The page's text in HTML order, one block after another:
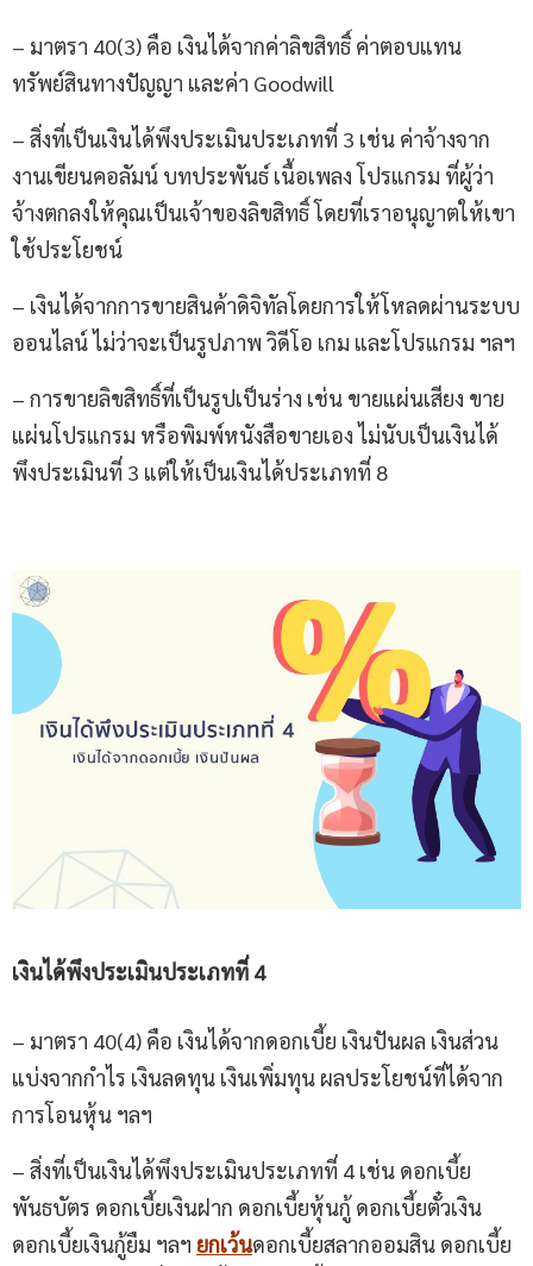
– มาตรา 40(3) คือ เงินได้จากค่าลิขสิทธิ์ ค่าตอบแทน
ทรัพย์สินทางปัญญา และค่า Goodwill
– สิ่งที่เป็นเงินได้พึงประเมินประเภทที่ 3 เช่น ค่าจ้างจาก
งานเขียนคอลัมน์ บทประพันธ์ เนื้อเพลง โปรแกรม ที่ผู้ว่า
จ้างตกลงให้คุณเป็นเจ้าของลิขสิทธิ์ โดยที่เราอนุญาตให้เขา
ใช้ประโยชน์
– เงินได้จากการขายสินค้าดิจิทัลโดยการให้โหลดผ่านระบบ
ออนไลน์ ไม่ว่าจะเป็นรูปภาพ วิดีโอ เกม และโปรแกรม ฯลฯ
– การขายลิขสิทธิ์ที่เป็นรูปเป็นร่าง เช่น ขายแผ่นเสียง ขาย
แผ่นโปรแกรม หรือพิมพ์หนังสือขายเอง ไม่นับเป็นเงินได้
พึงประเมินที่ 3 แต่ให้เป็นเงินได้ประเภทที่ 8
เงินได้พึงประเมินประเภทที่ 4
– มาตรา 40(4) คือ เงินได้จากดอกเบี้ย เงินปันผล เงินส่วน
แบ่งจากกำไร เงินลดทุน เงินเพิ่มทุน ผลประโยชน์ที่ได้จาก
การโอนหุ้น ฯลฯ
– สิ่งที่เป็นเงินได้พึงประเมินประเภทที่ 4 เช่น ดอกเบี้ย
พันธบัตร ดอกเบี้ยเงินฝาก ดอกเบี้ยหุ้นกู้ ดอกเบี้ยตั๋วเงิน
ดอกเบี้ยเงินกู้ยืม ฯลฯ ยกเว้นดอกเบี้ยสลากออมสิน ดอกเบี้ย